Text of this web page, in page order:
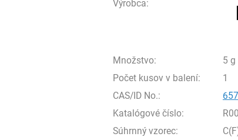
Výrobca:
Množstvo:
5 g
Počet kusov v balení:
1
CAS/ID No.:
Katalógové číslo:
Súhrnný vzorec: